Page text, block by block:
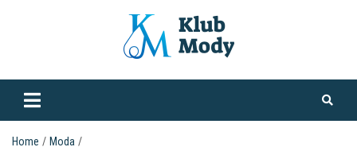
klubmody.pl
Home
Moda